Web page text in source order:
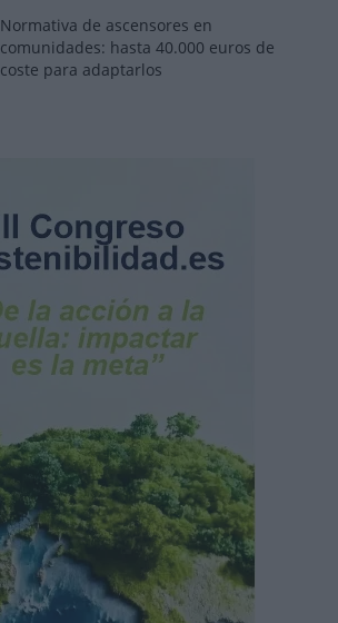
Normativa de ascensores en
comunidades: hasta 40.000 euros de
coste para adaptarlos